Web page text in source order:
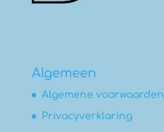
Algemeen
Algemene voorwaarden
Privacyverklaring